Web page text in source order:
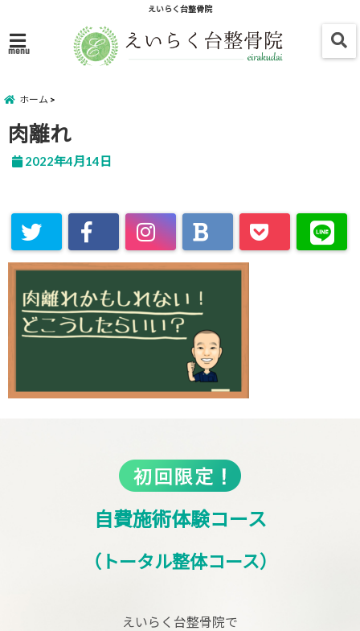
えいらく台整骨院
menu
ホーム
肉離れ
2022年4月14日
自費施術体験コース
（トータル整体コース）
えいらく台整骨院で